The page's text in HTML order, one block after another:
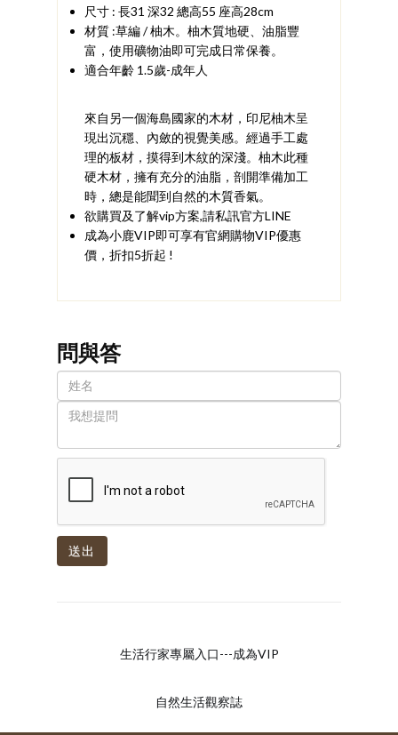
尺寸 : 長31 深32 總高55 座高28cm
材質 :草編 / 柚木。柚木質地硬、油脂豐
富，使用礦物油即可完成日常保養。
適合年齡 1.5歲-成年人
來自另一個海島國家的木材，印尼柚木呈
現出沉穩、內斂的視覺美感。經過手工處
理的板材，摸得到木紋的深淺。柚木此種
硬木材，擁有充分的油脂，剖開準備加工
時，總是能聞到自然的木質香氣。
欲購買及了解vip方案,請私訊官方LINE
成為小鹿VIP即可享有官網購物VIP優惠
價，折扣5折起 !
問與答
送出
生活行家專屬入口---成為VIP
自然生活觀察誌